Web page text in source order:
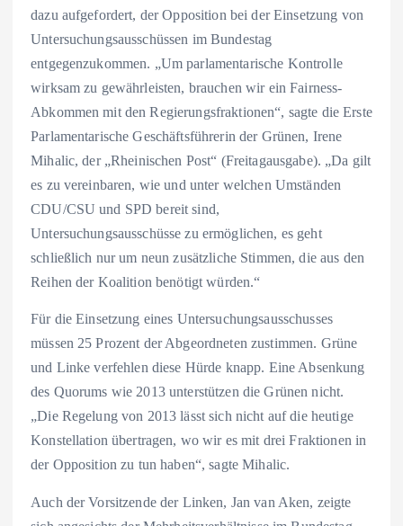
dazu aufgefordert, der Opposition bei der Einsetzung von
Untersuchungsausschüssen im Bundestag
entgegenzukommen. „Um parlamentarische Kontrolle
wirksam zu gewährleisten, brauchen wir ein Fairness-
Abkommen mit den Regierungsfraktionen“, sagte die Erste
Parlamentarische Geschäftsführerin der Grünen, Irene
Mihalic, der „Rheinischen Post“ (Freitagausgabe). „Da gilt
es zu vereinbaren, wie und unter welchen Umständen
CDU/CSU und SPD bereit sind,
Untersuchungsausschüsse zu ermöglichen, es geht
schließlich nur um neun zusätzliche Stimmen, die aus den
Reihen der Koalition benötigt würden.“
Für die Einsetzung eines Untersuchungsausschusses
müssen 25 Prozent der Abgeordneten zustimmen. Grüne
und Linke verfehlen diese Hürde knapp. Eine Absenkung
des Quorums wie 2013 unterstützen die Grünen nicht.
„Die Regelung von 2013 lässt sich nicht auf die heutige
Konstellation übertragen, wo wir es mit drei Fraktionen in
der Opposition zu tun haben“, sagte Mihalic.
Auch der Vorsitzende der Linken, Jan van Aken, zeigte